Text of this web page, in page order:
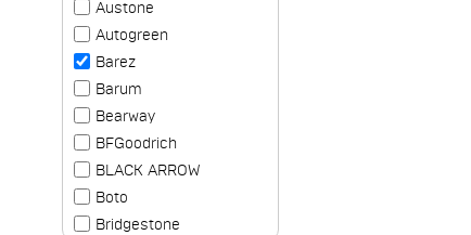
Austone
Autogreen
Barez
Barum
Bearway
BFGoodrich
BLACK ARROW
Boto
Bridgestone